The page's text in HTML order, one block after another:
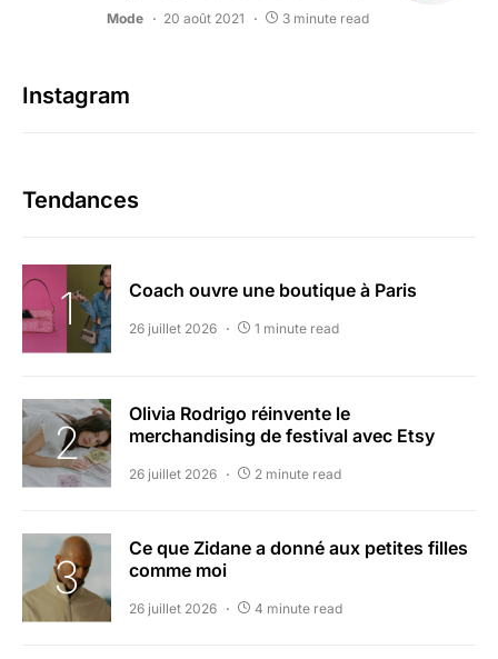
Mode 20 août 2021 3 minute read
Instagram
Tendances
Coach ouvre une boutique à Paris
26 juillet 2026 1 minute read
Olivia Rodrigo réinvente le
merchandising de festival avec Etsy
26 juillet 2026 2 minute read
Ce que Zidane a donné aux petites filles
comme moi
26 juillet 2026 4 minute read